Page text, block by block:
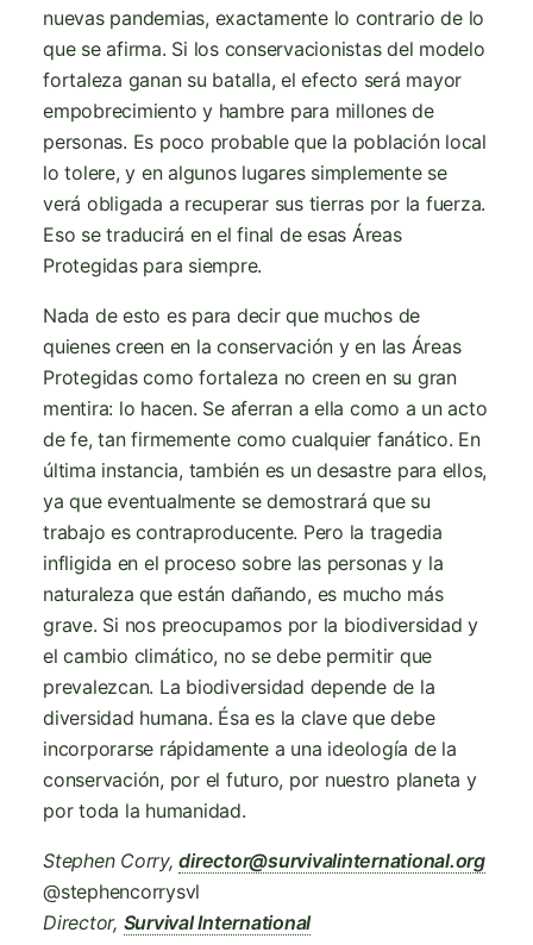
nuevas pandemias, exactamente lo contrario de lo
que se afirma. Si los conservacionistas del modelo
fortaleza ganan su batalla, el efecto será mayor
empobrecimiento y hambre para millones de
personas. Es poco probable que la población local
lo tolere, y en algunos lugares simplemente se
verá obligada a recuperar sus tierras por la fuerza.
Eso se traducirá en el final de esas Áreas
Protegidas para siempre.
Nada de esto es para decir que muchos de
quienes creen en la conservación y en las Áreas
Protegidas como fortaleza no creen en su gran
mentira: lo hacen. Se aferran a ella como a un acto
de fe, tan firmemente como cualquier fanático. En
última instancia, también es un desastre para ellos,
ya que eventualmente se demostrará que su
trabajo es contraproducente. Pero la tragedia
infligida en el proceso sobre las personas y la
naturaleza que están dañando, es mucho más
grave. Si nos preocupamos por la biodiversidad y
el cambio climático, no se debe permitir que
prevalezcan. La biodiversidad depende de la
diversidad humana. Ésa es la clave que debe
incorporarse rápidamente a una ideología de la
conservación, por el futuro, por nuestro planeta y
por toda la humanidad.
Stephen Corry,director@survivalinternational.org
@stephencorrysvl
Director, Survival International